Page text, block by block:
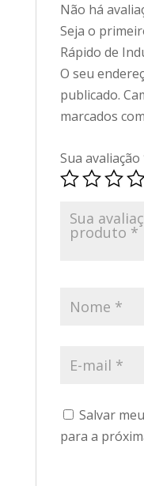
Não há
Seja o
Rápido de
O seu
publicado.
marcados com
Sua avaliação
Salvar
para a